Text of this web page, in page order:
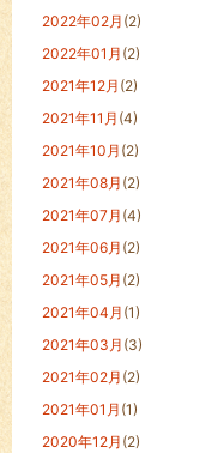
2022年02月 (2)
2022年01月 (2)
2021年12月 (2)
2021年11月 (4)
2021年10月 (2)
2021年08月 (2)
2021年07月 (4)
2021年06月 (2)
2021年05月 (2)
2021年04月 (1)
2021年03月 (3)
2021年02月 (2)
2021年01月 (1)
2020年12月 (2)